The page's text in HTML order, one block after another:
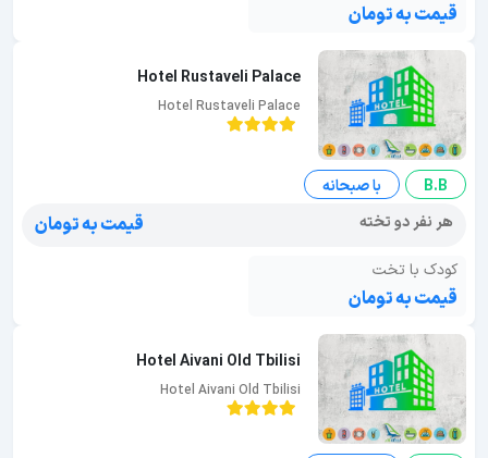
قیمت به تومان
Hotel Rustaveli Palace
Hotel Rustaveli Palace
B.B
با صبحانه
هر نفر دو تخته
قیمت به تومان
کودک با تخت
قیمت به تومان
Hotel Aivani Old Tbilisi
Hotel Aivani Old Tbilisi